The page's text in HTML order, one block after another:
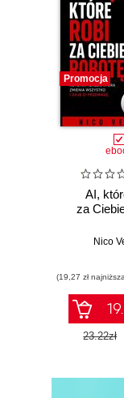
Promocja
AI,
za
Nico
(19,27 zł
23.22zł